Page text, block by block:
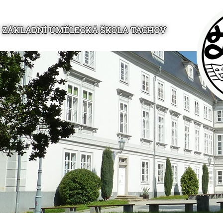
ZÁKLADNÍ UMĚLECKÁ ŠKOLA TACHOV